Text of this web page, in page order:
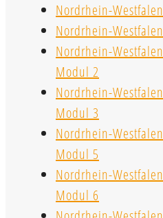
Nordrhein-Westfalen
Nordrhein-
Nordrhein-
Modul 2
Nordrhein-
Modul 3
Nordrhein-
Modul 5
Nordrhein-
Modul 6